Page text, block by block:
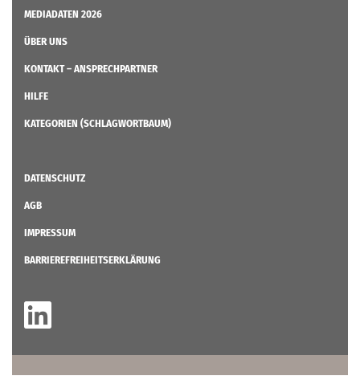
MEDIADATEN 2026
ÜBER UNS
KONTAKT – ANSPRECHPARTNER
HILFE
KATEGORIEN (SCHLAGWORTBAUM)
DATENSCHUTZ
AGB
IMPRESSUM
BARRIEREFREIHEITSERKLÄRUNG